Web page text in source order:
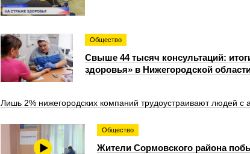
Общество
Свыше 44 тысяч консультаций:
здоровья» в Нижегородской
Лишь 2% нижегородских компаний трудоустраивают людей с
Общество
Жители Сормовского района